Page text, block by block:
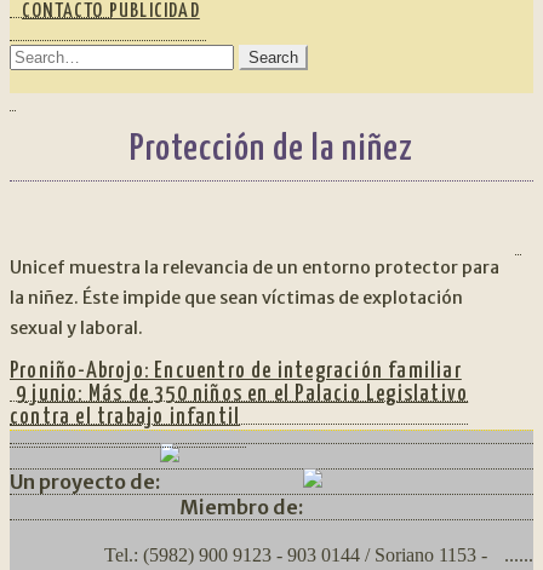
CONTACTO PUBLICIDAD
SEARCH
FOR:
Protección de la niñez
Unicef muestra la relevancia de un entorno protector para
la niñez. Éste impide que sean víctimas de explotación
sexual y laboral.
DE
ENTRADAS
Proniño-Abrojo: Encuentro de integración familiar
Siguiente:
9 junio: Más de 350 niños en el Palacio Legislativo
contra el trabajo infantil
Un proyecto de:
Miembro de:
Tel.: (5982) 900 9123 - 903 0144 / Soriano 1153 -
......